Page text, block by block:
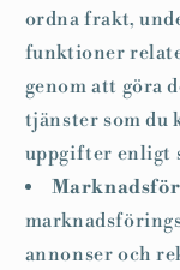
ordna frakt,
funktioner
genom att göra
tjänster som du
uppgifter enligt
annonser och